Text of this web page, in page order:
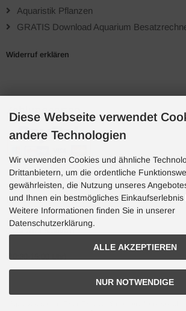
Aquaristik Pflanzen
GRATIS Download Aquarium
Widerruf erklären
Zahlungsarten
Hotline
Hotline
(10:30-15:00 Uhr)
Diese Webseite verwendet
andere Technologien
Wir verwenden Cookies und ähnliche
Drittanbietern, um die ordentliche
gewährleisten, die Nutzung unseres
und Ihnen ein bestmögliches
Weitere Informationen finden Sie in unserer
Datenschutzerklärung.
ALLE AKZEPTIEREN
NUR NOTWENDIGE